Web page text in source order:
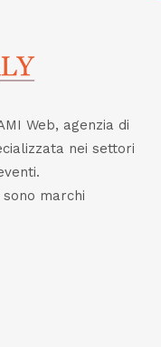
Web, agenzia di
nei settori
marchi